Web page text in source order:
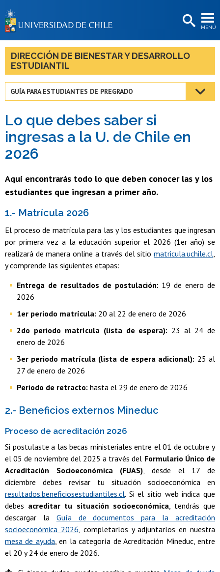
MENÚ
BIBLIOTECAS
LA UNIVERSIDAD
Estudiantes
Funcionarias/os
DIRECCIÓN DE BIENESTAR Y DESARROLLO
ESTUDIANTIL
GUÍA PARA ESTUDIANTES DE PREGRADO
Lo que debes saber si
ingresas a la U. de Chile en
2026
Aquí encontrarás todo lo que deben conocer las y los
estudiantes que ingresan a primer año.
1.- Matrícula 2026
El proceso de matrícula para las y los estudiantes que ingresan
por primera vez a la educación superior el 2026 (1er año) se
realizará de manera online a través del sitio matricula.uchile.cl,
y comprende las siguientes etapas:
Entrega de resultados de postulación: 19 de enero de
2026
1er periodo matrícula: 20 al 22 de enero de 2026
2do periodo matrícula (lista de espera): 23 al 24 de
enero de 2026
3er periodo matrícula (lista de espera adicional): 25 al
27 de enero de 2026
Periodo de retracto: hasta el 29 de enero de 2026
2.- Beneficios externos Mineduc
Proceso de acreditación 2026
Si postulaste a las becas ministeriales entre el 01 de octubre y
el 05 de noviembre del 2025 a través del Formulario Único de
Acreditación Socioeconómica (FUAS) , desde el 17 de
diciembre debes revisar tu situación socioeconómica en
resultados.beneficiosestudiantiles.cl. Si el sitio web indica que
debes acreditar tu situación socioeconómica , tendrás que
descargar la Guía de documentos para la acreditación
socioeconómica 2026 , completarlos y adjuntarlos en nuestra
mesa de ayuda , en la categoría de Acreditación Mineduc, entre
el 20 y 24 de enero de 2026.